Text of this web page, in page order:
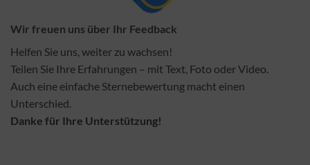
Wir freuen uns über Ihr Feedback
Helfen Sie uns, weiter zu wachsen!
Teilen Sie Ihre Erfahrungen – mit Text, Foto oder Video.
Auch eine einfache Sternebewertung macht einen
Unterschied.
Danke für Ihre Unterstützung!